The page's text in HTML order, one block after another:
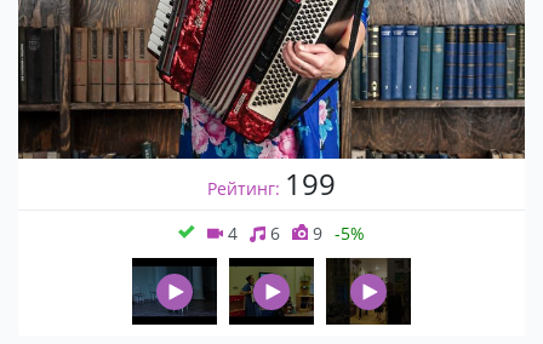
Рейтинг: 199
4 6 9 -5%